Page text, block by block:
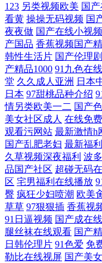
妻一区二区 亚洲高清国产
美在线免费观看视频 欧
り五十路 日韩成人午夜网
区二区三区日韩 国产精
精品 国产小视频在 亚洲
美 91社区电
123 另类视频欧美 国
看黄 操操无码视频 国
夜夜做 国产在线小视频
产国品 香蕉视频国产
韩性生活片 国产伦理剧
产精品1000 91九色在
堂 久久成人亚洲 日本
日本 97甜桃品种介绍
情另类欧美一二 国产
美女社区成人 在线免
观看污网站 最新激情h
国产乱肥老妇 最新福
久草视频深夜福利 波
品国产社区 超碰无码
区 宅男福利在线播放
臀 疯狂少妇喷潮 欧美
草草 97狠狠插 香蕉视
91日逼视频 国产成在
腿丝袜在线观看 国产
日韩伦理片 91色爱 免
勒比在线视屏 国产美